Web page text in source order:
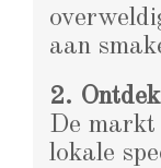
aan
2.
De markt
lokale